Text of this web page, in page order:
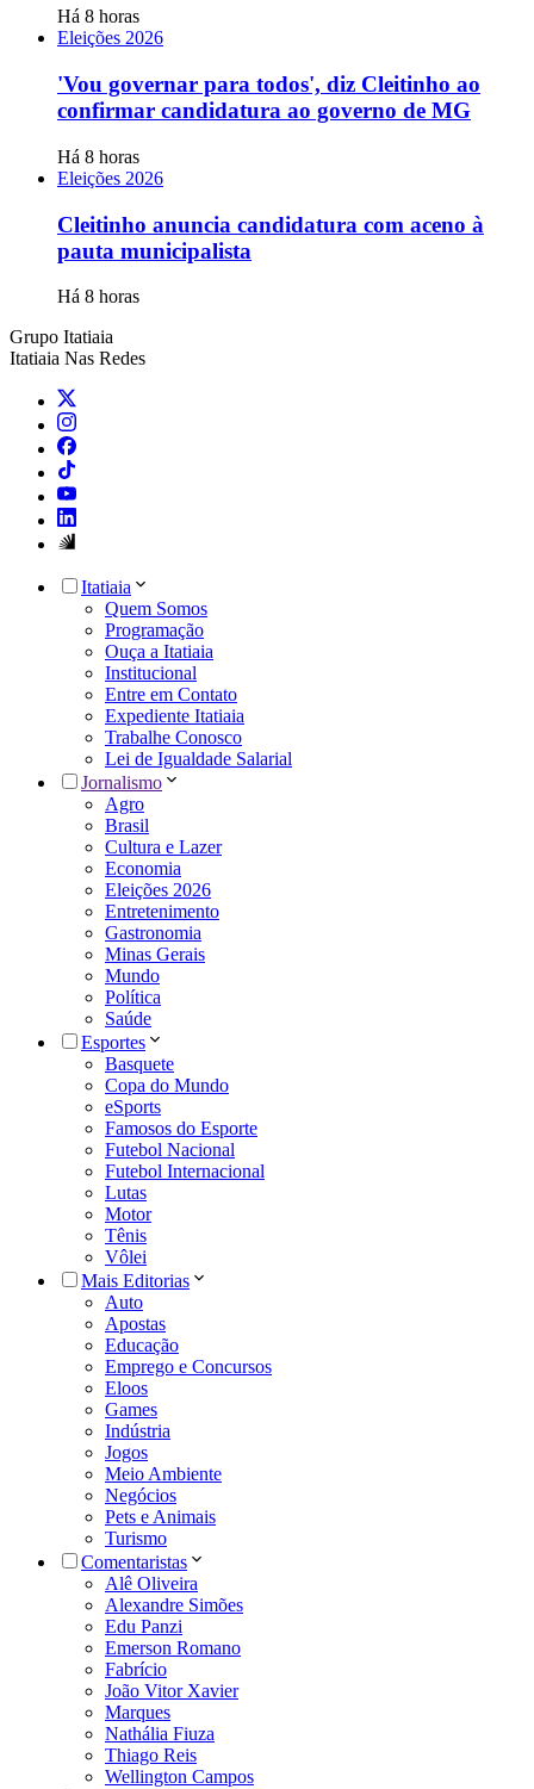
Há 8 horas
Eleições 2026
'Vou governar para todos', diz Cleitinho ao
confirmar candidatura ao governo de MG
Há 8 horas
Eleições 2026
Cleitinho anuncia candidatura com aceno à
pauta municipalista
Há 8 horas
Grupo Itatiaia
Itatiaia Nas Redes
Itatiaia
Quem Somos
Programação
Ouça a Itatiaia
Institucional
Entre em Contato
Expediente Itatiaia
Trabalhe Conosco
Lei de Igualdade Salarial
Jornalismo
Agro
Brasil
Cultura e Lazer
Economia
Eleições 2026
Entretenimento
Gastronomia
Minas Gerais
Mundo
Política
Saúde
Esportes
Basquete
Copa do Mundo
eSports
Famosos do Esporte
Futebol Nacional
Futebol Internacional
Lutas
Motor
Tênis
Vôlei
Mais Editorias
Auto
Apostas
Educação
Emprego e Concursos
Eloos
Games
Indústria
Jogos
Meio Ambiente
Negócios
Pets e Animais
Turismo
Comentaristas
Alê Oliveira
Alexandre Simões
Edu Panzi
Emerson Romano
Fabrício
João Vitor Xavier
Marques
Nathália Fiuza
Thiago Reis
Wellington Campos